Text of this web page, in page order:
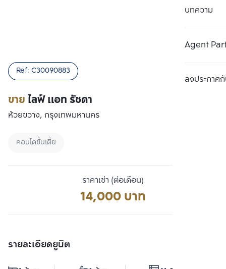
บทความ
Agent
ลงประกาศกั
ขายไลฟ์ แอท รัชดา
Ref: C30090883
ห้วยขวาง, กรุงเทพมหานคร
คอนโดชั้นเตี้ย
ราคาเช่า (ต่อเดือน)
14,000 บาท
รายละเอียดยูนิต
เปรียบเทียบ